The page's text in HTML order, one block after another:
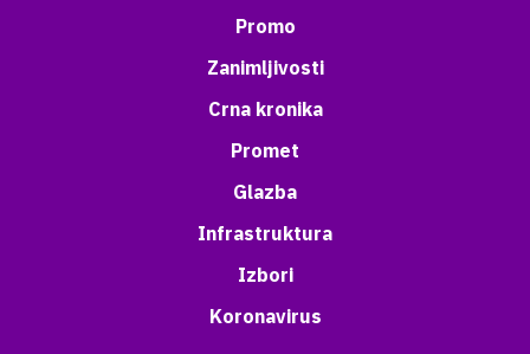
Promo
Zanimljivosti
Crna kronika
Promet
Glazba
Infrastruktura
Izbori
Koronavirus